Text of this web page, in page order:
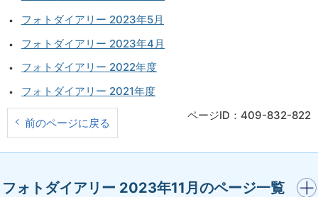
フォトダイアリー 2023年5月
フォトダイアリー 2023年4月
フォトダイアリー 2022年度
フォトダイアリー 2021年度
前のページに戻る
ページID：409-832-822
フォトダイアリー 2023年11月のページ一覧
開く